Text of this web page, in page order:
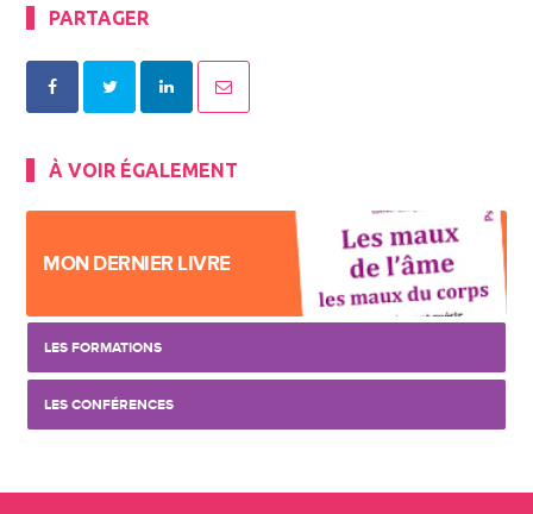
PARTAGER
À VOIR ÉGALEMENT
MON DERNIER LIVRE
LES FORMATIONS
LES CONFÉRENCES